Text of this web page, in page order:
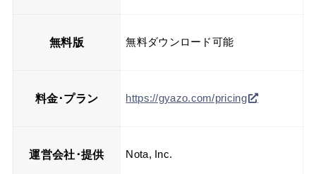
無料版 無料ダウンロード可能
料金･プラン https://gyazo.com/pricing
運営会社･提供 Nota, Inc.